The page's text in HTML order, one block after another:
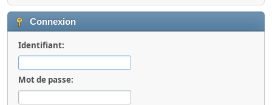
Connexion
Identifiant:
Mot de passe: